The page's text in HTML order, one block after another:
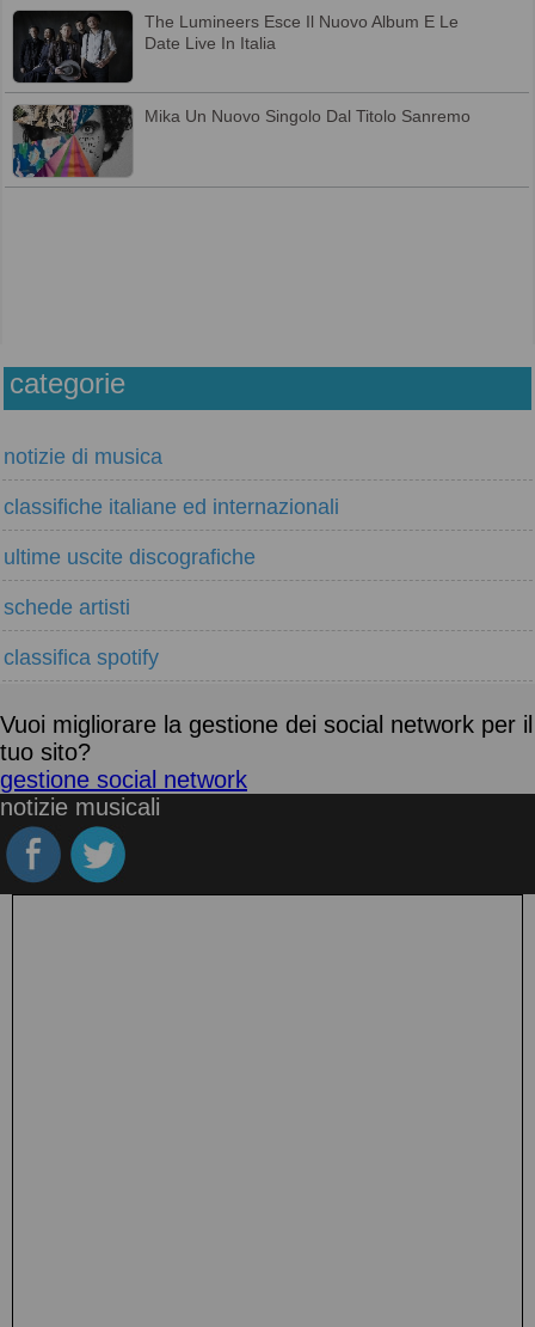
The Lumineers Esce Il Nuovo Album E Le
Date Live In Italia
Mika Un Nuovo Singolo Dal Titolo Sanremo
categorie
notizie di musica
classifiche italiane ed internazionali
ultime uscite discografiche
schede artisti
classifica spotify
Vuoi migliorare la gestione dei social network per il
tuo sito?
gestione social network
notizie musicali